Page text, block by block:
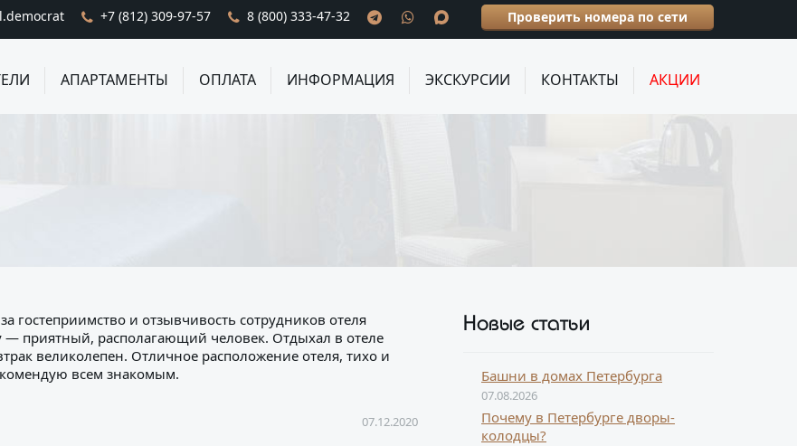
+7 (812) 309-97-57 8 (800) 333-47-32 Проверить номера по сети
АПАРТАМЕНТЫ ОПЛАТА ИНФОРМАЦИЯ ЭКСКУРСИИ КОНТАКТЫ АКЦИИ
гостеприимство и отзывчивость сотрудников отеля
приятный, располагающий человек. Отдыхал в отеле
великолепен. Отличное расположение отеля, тихо и
всем знакомым.
07.12.2020
Новые статьи
Башни в домах Петербурга
07.08.2026
Почему в Петербурге дворы-
колодцы?